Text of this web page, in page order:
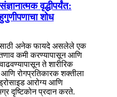
वृद्धीपर्यंत:
शोध
अनेक फायदे असलेले एक
कमी करण्यापासून आणि
ते शारीरिक
आणि रोगप्रतिकारक शक्तीला
आरोग्य आणि
दृष्टिकोन प्रदान करते.